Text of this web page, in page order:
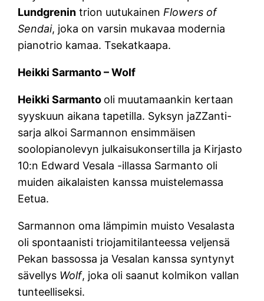
Lundgrenin trion uutukainen Flowers of
Sendai, joka on varsin mukavaa modernia
pianotrio kamaa. Tsekatkaapa.
Heikki Sarmanto – Wolf
Heikki Sarmanto oli muutamaankin kertaan
syyskuun aikana tapetilla. Syksyn jaZZanti-
sarja alkoi Sarmannon ensimmäisen
soolopianolevyn julkaisukonsertilla ja Kirjasto
10:n Edward Vesala -illassa Sarmanto oli
muiden aikalaisten kanssa muistelemassa
Eetua.
Sarmannon oma lämpimin muisto Vesalasta
oli spontaanisti triojamitilanteessa veljensä
Pekan bassossa ja Vesalan kanssa syntynyt
sävellys Wolf, joka oli saanut kolmikon vallan
tunteelliseksi.